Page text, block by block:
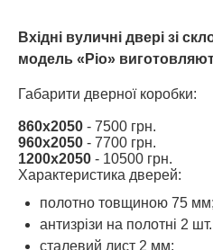
Вхідні вуличні двері зі
модель «Ріо»
Габарити дверної коробки:
860х2050 - 7500 грн.
960х2050 - 7700 грн.
1200х2050 - 10500 грн.
Характеристика дверей:
полотно товщиною 75 мм;
антизрізи на полотні 2
сталевий лист 2 мм;